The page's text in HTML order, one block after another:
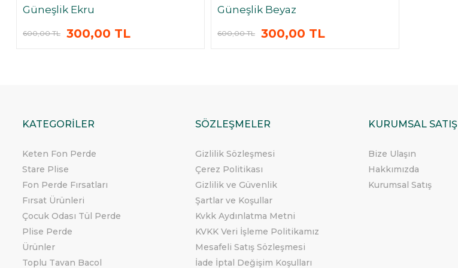
Güneşlik Ekru
600,00 TL 300,00 TL
Güneşlik Beyaz
600,00 TL 300,00 TL
KATEGORİLER
Keten Fon Perde
Stare Plise
Fon Perde Fırsatları
Fırsat Ürünleri
Çocuk Odası Tül Perde
Plise Perde
Ürünler
Toplu Tavan Bacol
SÖZLEŞMELER
Gizlilik Sözleşmesi
Çerez Politikası
Gizlilik ve Güvenlik
Şartlar ve Koşullar
Kvkk Aydınlatma Metni
KVKK Veri İşleme Politikamız
Mesafeli Satış Sözleşmesi
İade İptal Değişim Koşulları
KURUMSAL SATIŞ
Bize Ulaşın
Hakkımızda
Kurumsal Satış